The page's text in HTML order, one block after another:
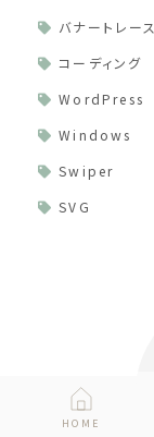
バナートレース
コーディング
WordPress
Windows
Swiper
SVG
HOME